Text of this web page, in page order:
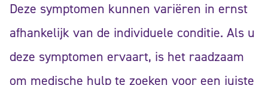
Deze symptomen kunnen variëren in ernst
afhankelijk van de individuele conditie. Als u
deze symptomen ervaart, is het raadzaam
om medische hulp te zoeken voor een juiste